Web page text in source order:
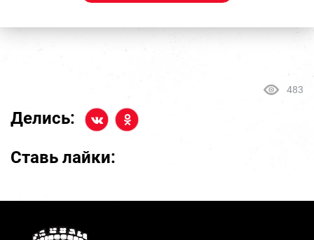
483
Делись:
Ставь лайки: